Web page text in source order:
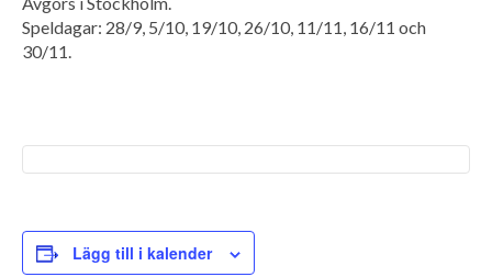
Speldagar: 28/9, 5/10, 19/10, 26/10, 11/11, 16/11 och
30/11.
Lägg till i kalender